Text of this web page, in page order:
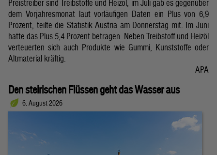
Preistreiber sind Treibstoffe und Heizöl, im Juli gab es gegenüber
dem Vorjahresmonat laut vorläufigen Daten ein Plus von 6,9
Prozent, teilte die Statistik Austria am Donnerstag mit. Im Juni
hatte das Plus 5,4 Prozent betragen. Neben Treibstoff und Heizöl
verteuerten sich auch Produkte wie Gummi, Kunststoffe oder
Altmaterial kräftig.
APA
Den steirischen Flüssen geht das Wasser aus
6. August 2026